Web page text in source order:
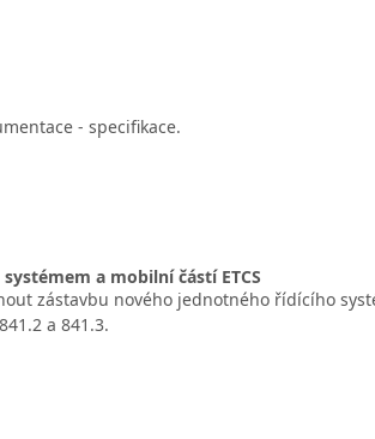
- specifikace.
systémem a mobilní částí ETCS
zástavbu nového jednotného řídícího
a 841.3.